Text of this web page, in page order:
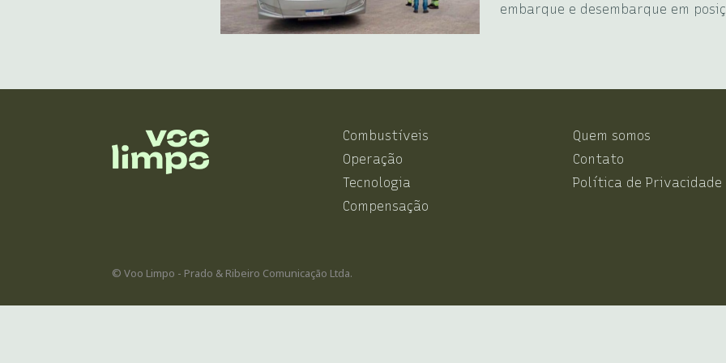
embarque e desembarque em
Combustíveis
Operação
Tecnologia
Compensação
Quem somos
Contato
Política de Privacidade
© Voo Limpo - Prado & Ribeiro Comunicação Ltda.